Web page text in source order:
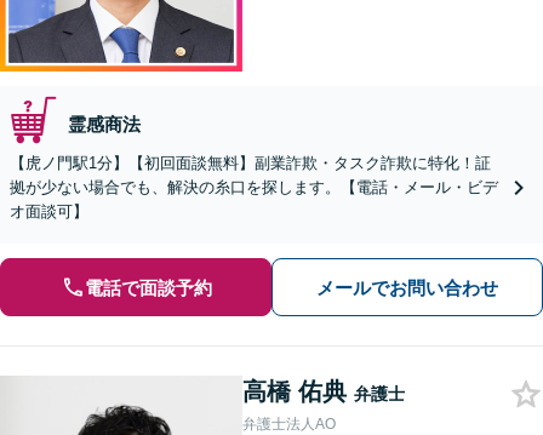
霊感商法
【虎ノ門駅1分】【初回面談無料】副業詐欺・タスク詐欺に特化！証
拠が少ない場合でも、解決の糸口を探します。【電話・メール・ビデ
オ面談可】
電話で面談予約 メールでお問い合わせ
高橋 佑典 弁護士
弁護士法人AO